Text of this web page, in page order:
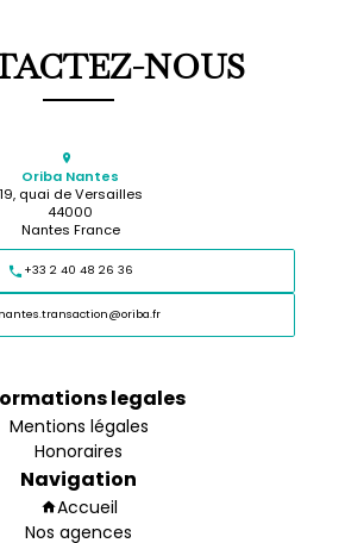
NOUS
Oriba Nantes
19, quai de Versailles
44000
Nantes France
+33 2 40 48 26 36
nantes.transaction@oriba.fr
legales
Mentions légales
Honoraires
Navigation
Accueil
Nos agences